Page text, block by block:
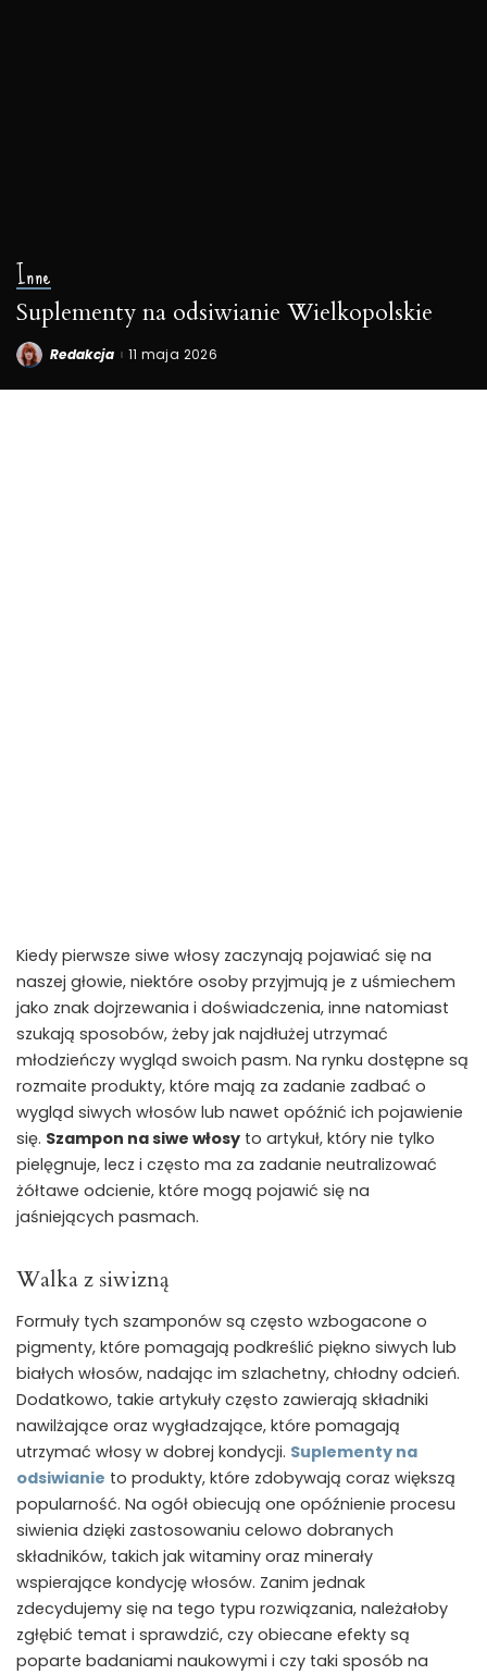
Inne
Suplementy na odsiwianie Wielkopolskie
Posted
Redakcja 11 maja 2026
Kiedy pierwsze siwe włosy zaczynają pojawiać się na
naszej głowie, niektóre osoby przyjmują je z uśmiechem
jako znak dojrzewania i doświadczenia, inne natomiast
szukają sposobów, żeby jak najdłużej utrzymać
młodzieńczy wygląd swoich pasm. Na rynku dostępne są
rozmaite produkty, które mają za zadanie zadbać o
wygląd siwych włosów lub nawet opóźnić ich pojawienie
się. Szampon na siwe włosy to artykuł, który nie tylko
pielęgnuje, lecz i często ma za zadanie neutralizować
żółtawe odcienie, które mogą pojawić się na
jaśniejących pasmach.
Walka z siwizną
Formuły tych szamponów są często wzbogacone o
pigmenty, które pomagają podkreślić piękno siwych lub
białych włosów, nadając im szlachetny, chłodny odcień.
Dodatkowo, takie artykuły często zawierają składniki
nawilżające oraz wygładzające, które pomagają
utrzymać włosy w dobrej kondycji. Suplementy na
odsiwianie to produkty, które zdobywają coraz większą
popularność. Na ogół obiecują one opóźnienie procesu
siwienia dzięki zastosowaniu celowo dobranych
składników, takich jak witaminy oraz minerały
wspierające kondycję włosów. Zanim jednak
zdecydujemy się na tego typu rozwiązania, należałoby
zgłębić temat i sprawdzić, czy obiecane efekty są
poparte badaniami naukowymi i czy taki sposób na